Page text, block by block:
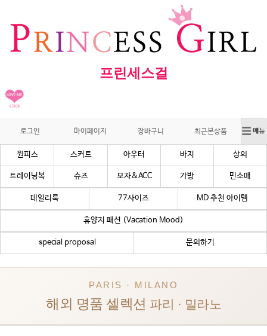
프린세스걸
로그인 마이페이지 장바구니 최근본상품
원피스 스커트 아우터 바지 상의
트레이닝복 슈즈 모자&ACC 가방 민소매
데일리룩 77사이즈 MD 추천 아이템
휴양지 패션 (Vacation Mood)
special proposal 문의하기
PARIS · MILANO
해외 명품 셀렉션 파리 · 밀라노